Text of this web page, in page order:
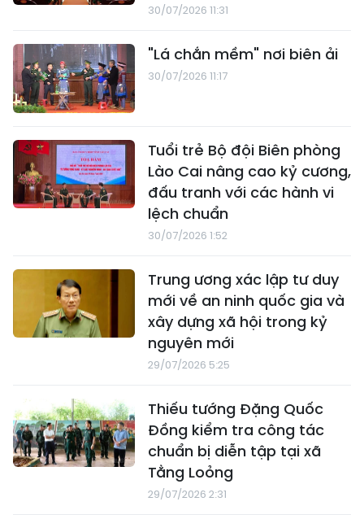
30/07/2026 11:31
"Lá chắn mềm" nơi biên ải
30/07/2026 11:17
Tuổi trẻ Bộ đội Biên phòng
Lào Cai nâng cao kỷ cương,
đấu tranh với các hành vi
lệch chuẩn
30/07/2026 1:52
Trung ương xác lập tư duy
mới về an ninh quốc gia và
xây dựng xã hội trong kỷ
nguyên mới
29/07/2026 5:25
Thiếu tướng Đặng Quốc
Đồng kiểm tra công tác
chuẩn bị diễn tập tại xã
Tằng Loỏng
29/07/2026 2:31